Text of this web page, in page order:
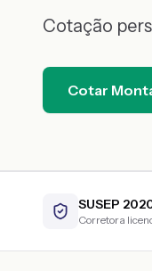
Cotação
Cotar
SUSEP
Corretora